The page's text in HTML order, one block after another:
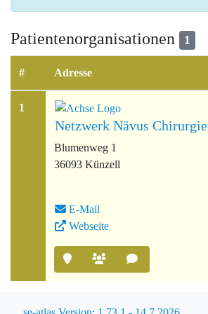
Patientenorganisationen 1
# Adresse
1
Netzwerk Nävus Chirurgie
Blumenweg 1
36093 Künzell
E-Mail
Webseite